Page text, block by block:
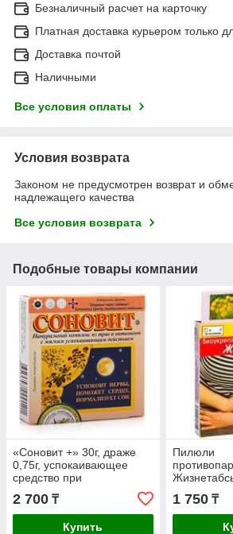
Безналичный расчет на карточку
Платная доставка курьером только
Доставка почтой
Наличными
Все условия оплаты
Условия возврата
Законом не предусмотрен возврат и
надлежащего качества
Все условия возврата
Подобные товары компании
«Соновит +» 30г, драже
0,75г, успокаивающее
средство при
невротических
расстройствах и
бессоннице.
2 700 ₸
Купить
Пилюли
1 750₸